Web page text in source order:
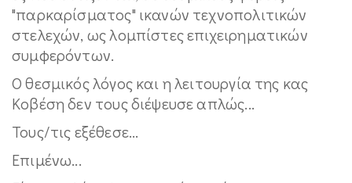
"παρκαρίσματος" ικανών τεχνοπολιτικών
στελεχών, ως λομπίστες επιχειρηματικών
συμφερόντων.
Ο θεσμικός λόγος και η λειτουργία της κας
Κοβέση δεν τους διέψευσε απλώς...
Τους/τις εξέθεσε...
Επιμένω...